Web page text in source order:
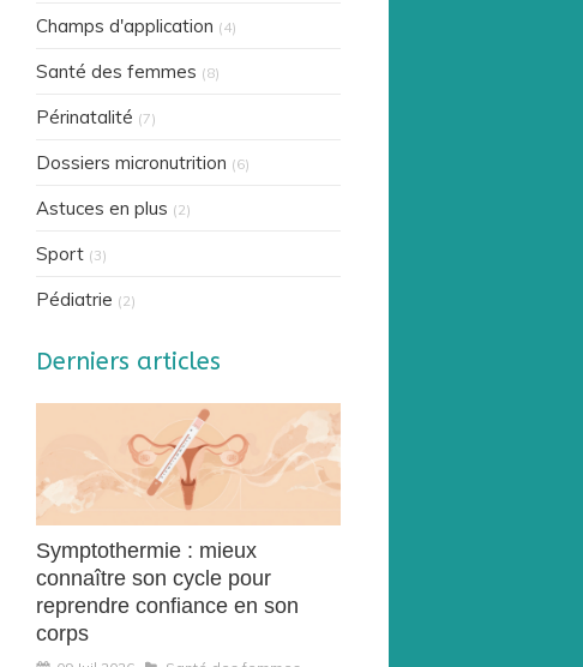
Champs d'application (4)
Santé des femmes (8)
Périnatalité (7)
Dossiers micronutrition (6)
Astuces en plus (2)
Sport (3)
Pédiatrie (2)
Derniers articles
Symptothermie : mieux
connaître son cycle pour
reprendre confiance en son
corps